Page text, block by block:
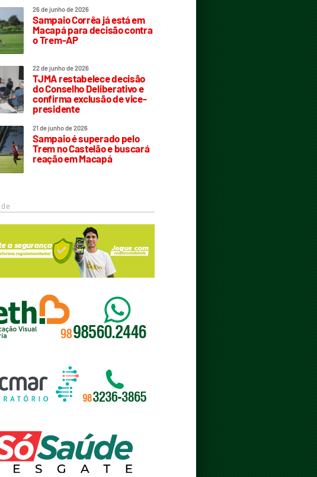
26 de junho de 2026
Sampaio Corrêa já está em
Macapá para decisão contra
o Trem-AP
22 de junho de 2026
TJMA restabelece decisão
do Conselho Deliberativo e
confirma exclusão de vice-
presidente
21 de junho de 2026
Sampaio é superado pelo
Trem no Castelão e buscará
reação em Macapá